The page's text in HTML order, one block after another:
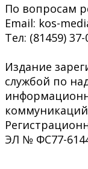
По вопросам
Email: kos-
Тел: (81459) 37-
Издание
службой по
ЭЛ № ФС77-